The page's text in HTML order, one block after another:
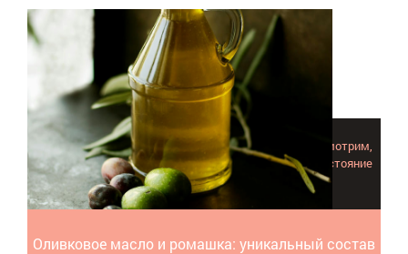
Оливковое масло и ромашка: уникальный состав
Оливковое масло и ромашка полезы, но давайте посмотрим,
как эта парочка дополняет друг друга и влияет на состояние
кожи, работу мозга, пищеварение.